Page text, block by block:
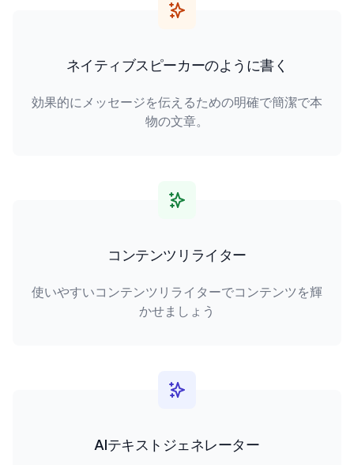
ネイティブスピーカーのように書く
効果的にメッセージを伝えるための明確で簡潔で本
物の文章。
コンテンツリライター
使いやすいコンテンツリライターでコンテンツを輝
かせましょう
AIテキストジェネレーター